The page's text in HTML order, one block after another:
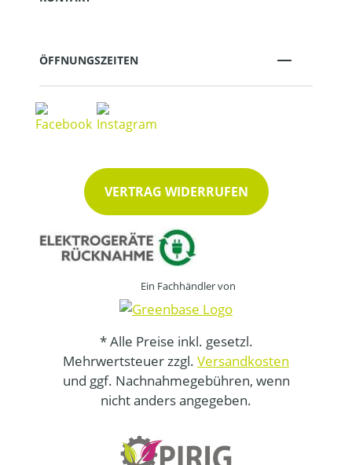
ÖFFNUNGSZEITEN
VERTRAG WIDERRUFEN
Ein Fachhändler von
* Alle Preise inkl. gesetzl.
Mehrwertsteuer zzgl. Versandkosten
und ggf. Nachnahmegebühren, wenn
nicht anders angegeben.